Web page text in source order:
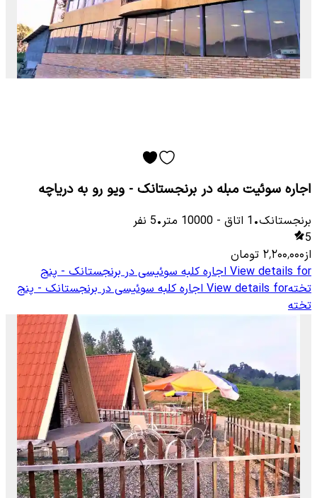
اجاره سوئیت مبله در برنجستانک - ویو رو به دریاچه
برنجستانک•
1 اتاق -
10000 متر•
5 نفر
5
از۲٬۲۰۰٬۰۰۰ تومان
View details for اجاره کلبه سوئیسی در برنجستانک - پنج
تختهView details for اجاره کلبه سوئیسی در برنجستانک - پنج
تخته